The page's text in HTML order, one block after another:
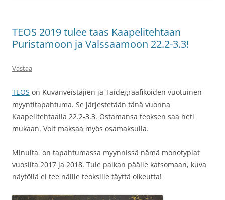
TEOS 2019 tulee taas Kaapelitehtaan
Puristamoon ja Valssaamoon 22.2-3.3!
Vastaa
TEOS on Kuvanveistäjien ja Taidegraafikoiden vuotuinen
myyntitapahtuma. Se järjestetään tänä vuonna
Kaapelitehtaalla 22.2-3.3. Ostamansa teoksen saa heti
mukaan. Voit maksaa myös osamaksulla.
Minulta on tapahtumassa myynnissä nämä monotypiat
vuosilta 2017 ja 2018. Tule paikan päälle katsomaan, kuva
näytöllä ei tee näille teoksille täyttä oikeutta!